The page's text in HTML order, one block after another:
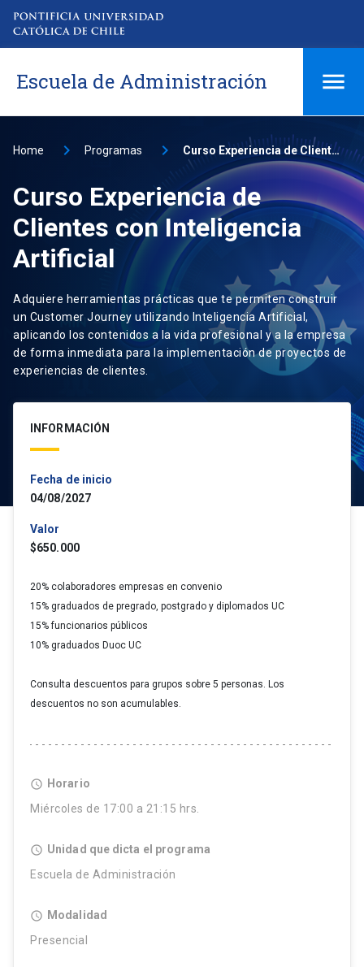
Escuela de Administración
Home Programas Curso Experiencia de Clientes con Inteligencia Artificial
Curso Experiencia de
Clientes con Inteligencia
Artificial
Adquiere herramientas prácticas que te permiten construir
un Customer Journey utilizando Inteligencia Artificial,
aplicando los contenidos a la vida profesional y a la empresa
de forma inmediata para la implementación de proyectos de
experiencias de clientes.
INFORMACIÓN
Fecha de inicio
04/08/2027
Valor
$650.000
20% colaboradores empresas en convenio
15% graduados de pregrado, postgrado y diplomados UC
15% funcionarios públicos
10% graduados Duoc UC
Consulta descuentos para grupos sobre 5 personas. Los
descuentos no son acumulables.
access_time Horario
Miércoles de 17:00 a 21:15 hrs.
access_time Unidad que dicta el programa
Escuela de Administración
access_time Modalidad
Presencial